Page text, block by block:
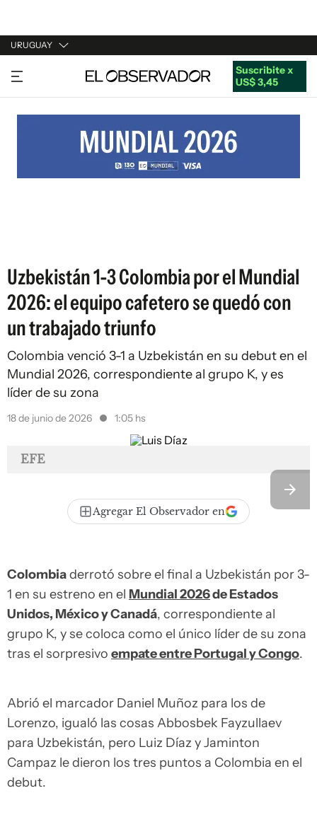
URUGUAY
URUGUAY
ARGENTINA
ESTADOS UNIDOS
Suscribite x
US$ 3,45
Uzbekistán 1-3 Colombia por el Mundial
2026: el equipo cafetero se quedó con
un trabajado triunfo
Colombia venció 3-1 a Uzbekistán en su debut en el
Mundial 2026, correspondiente al grupo K, y es
líder de su zona
18 de junio de 2026 1:05 hs
EFE
Agregar El Observador en
Colombiaderrotó sobre el final a Uzbekistán por 3-
1 en su estreno en el Mundial 2026de Estados
Unidos, México y Canadá, correspondiente al
grupo K, y se coloca como el único líder de su zona
tras el sorpresivo empate entre Portugal y Congo.
Abrió el marcador Daniel Muñoz para los de
Lorenzo, igualó las cosas Abbosbek Fayzullaev
para Uzbekistán, pero Luiz Díaz y Jaminton
Campaz le dieron los tres puntos a Colombia en el
debut.